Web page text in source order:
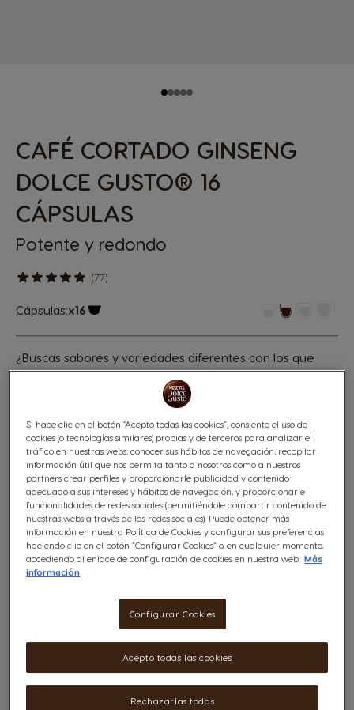
CAFÉ CORTADO GINSENG
DOLCE GUSTO® 16
CÁPSULAS
Potente y redondo
(77)
Cápsulas:x16
¿Buscas sabores y variedades diferentes con los que
disfrutar de tus pausas para el café? ¡Este cortado con
Ginseng de NESCAFÉ® Dolce Gusto® será tu nuevo
aliado! En tan solo unos segundos y con una sola cápsula
de café, ahora puedes disfrutar de un café cortado
creado con la mejor selección de variedades de
ginseng de corea combinada con café robusta de tueste
medio y maravillosa leche.
Ver ingredientes
4,95 €
Lista De Deseos
Lista De Deseos
Si hace clic en el botón “Acepto todas las cookies”, consiente el uso de
cookies (o tecnologías similares) propias y de terceros para analizar el
tráfico en nuestras webs, conocer sus hábitos de navegación, recopilar
información útil que nos permita tanto a nosotros como a nuestros
partners crear perfiles y proporcionarle publicidad y contenido
adecuado a sus intereses y hábitos de navegación, y proporcionarle
funcionalidades de redes sociales (permitiéndole compartir contenido de
nuestras webs a través de las redes sociales). Puede obtener más
información en nuestra Política de Cookies y configurar sus preferencias
haciendo clic en el botón “Configurar Cookies” o, en cualquier momento,
accediendo al enlace de configuración de cookies en nuestra web. Más
información
Configurar Cookies
Rechazarlas todas
Acepto todas las cookies